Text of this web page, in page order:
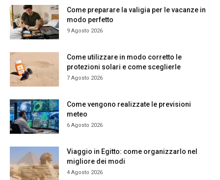
Come preparare la valigia per le vacanze in
modo perfetto
9 Agosto 2026
Come utilizzare in modo corretto le
protezioni solari e come sceglierle
7 Agosto 2026
Come vengono realizzate le previsioni
meteo
6 Agosto 2026
Viaggio in Egitto: come organizzarlo nel
migliore dei modi
4 Agosto 2026